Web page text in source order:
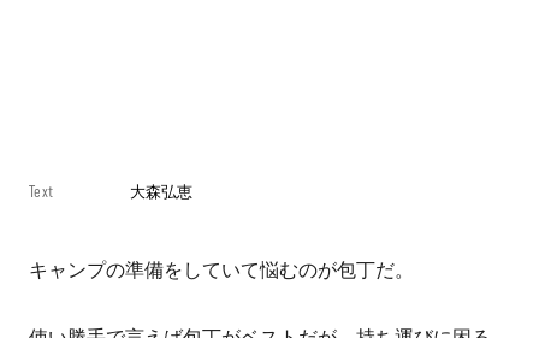
Text 大森弘恵
キャンプの準備をしていて悩むのが包丁だ。